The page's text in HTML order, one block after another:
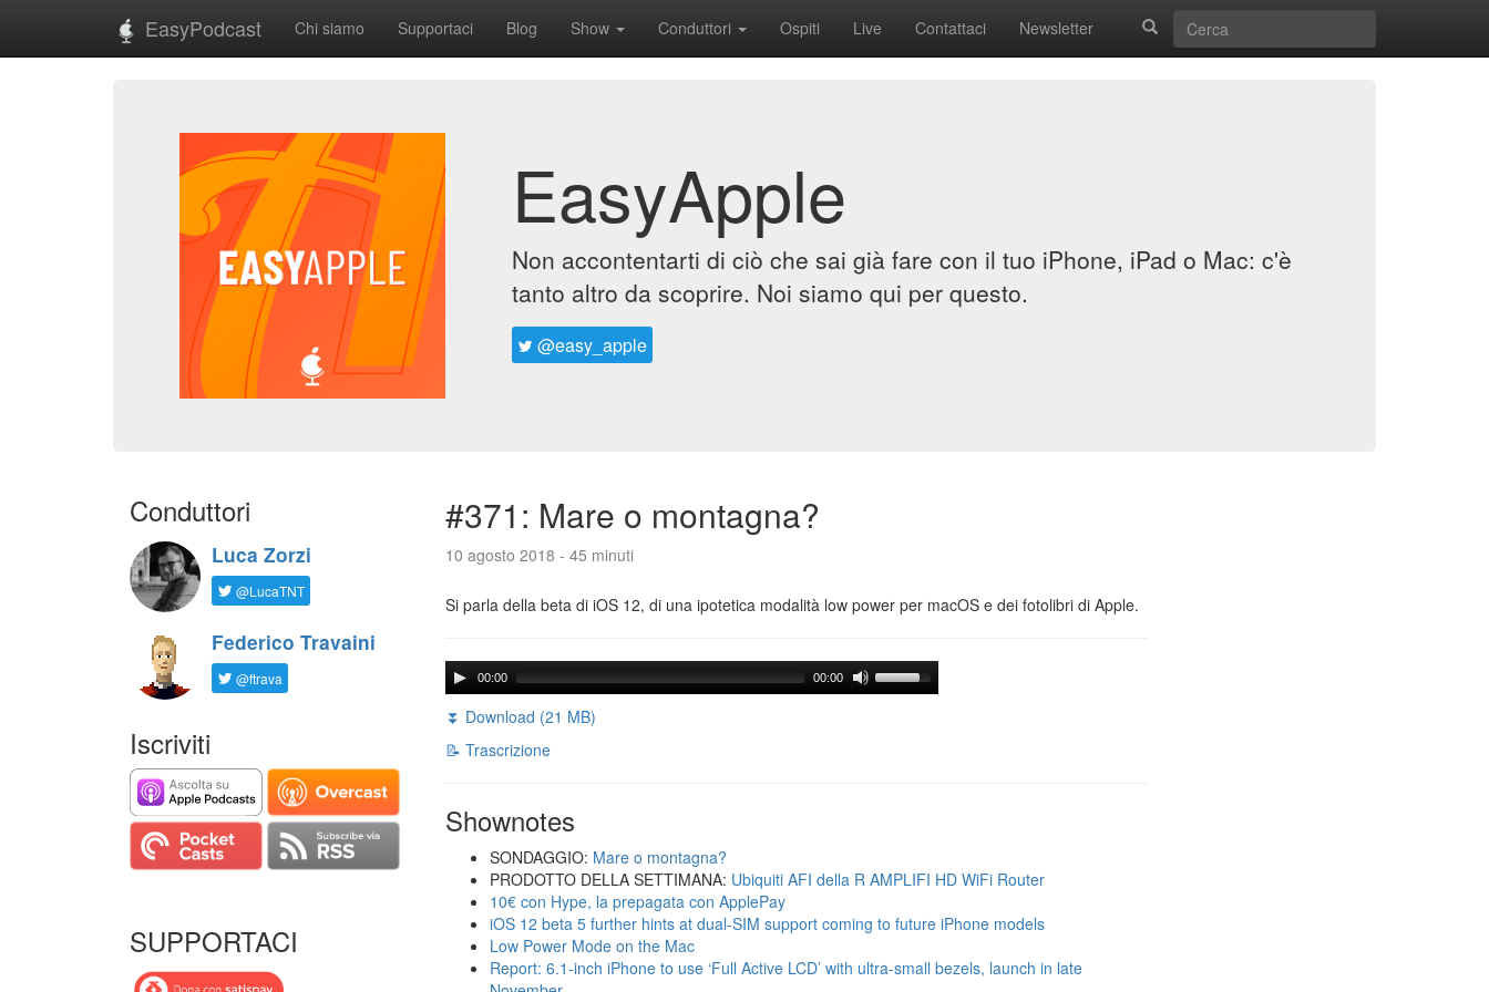
EasyPodcast Chi siamo Supportaci Blog Show Conduttori Ospiti Live Contattaci Newsletter
EasyApple
Non accontentarti di ciò che sai già fare con il tuo iPhone, iPad o Mac: c'è
tanto altro da scoprire. Noi siamo qui per questo.
@easy_apple
Conduttori
Luca Zorzi
@LucaTNT
Federico Travaini
@ftrava
Iscriviti
SUPPORTACI
#371: Mare o montagna?
10 agosto 2018 - 45 minuti
Si parla della beta di iOS 12, di una ipotetica modalità low power per macOS e dei fotolibri di Apple.
00:00 00:00
⏬ Download (21 MB)
📝 Trascrizione
Shownotes
SONDAGGIO: Mare o montagna?
PRODOTTO DELLA SETTIMANA: Ubiquiti AFI della R AMPLIFI HD WiFi Router
10€ con Hype, la prepagata con ApplePay
iOS 12 beta 5 further hints at dual-SIM support coming to future iPhone models
Low Power Mode on the Mac
Report: 6.1-inch iPhone to use ‘Full Active LCD’ with ultra-small bezels, launch in late